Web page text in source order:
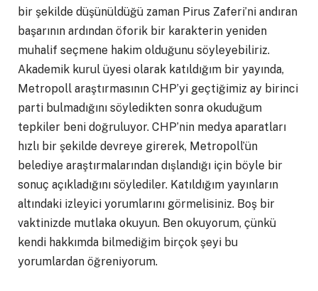
bir şekilde düşünüldüğü zaman Pirus Zaferi’ni andıran
başarının ardından öforik bir karakterin yeniden
muhalif seçmene hakim olduğunu söyleyebiliriz.
Akademik kurul üyesi olarak katıldığım bir yayında,
Metropoll araştırmasının CHP’yi geçtiğimiz ay birinci
parti bulmadığını söyledikten sonra okuduğum
tepkiler beni doğruluyor. CHP’nin medya aparatları
hızlı bir şekilde devreye girerek, Metropoll’ün
belediye araştırmalarından dışlandığı için böyle bir
sonuç açıkladığını söylediler. Katıldığım yayınların
altındaki izleyici yorumlarını görmelisiniz. Boş bir
vaktinizde mutlaka okuyun. Ben okuyorum, çünkü
kendi hakkımda bilmediğim birçok şeyi bu
yorumlardan öğreniyorum.